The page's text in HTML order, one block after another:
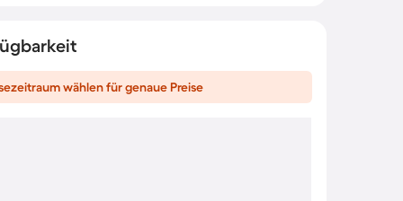
wählen für genaue Preise